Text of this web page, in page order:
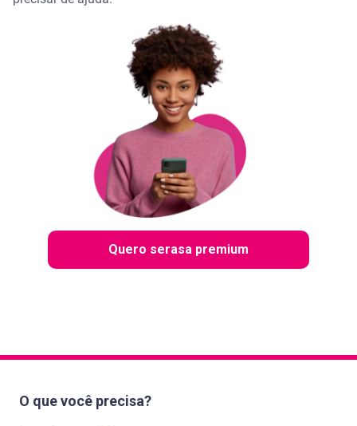
Quero serasa premium
O que você precisa?